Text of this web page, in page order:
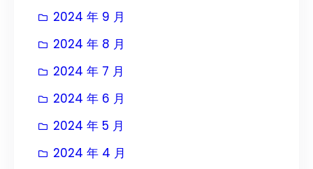
2024 年 9 月
2024 年 8 月
2024 年 7 月
2024 年 6 月
2024 年 5 月
2024 年 4 月